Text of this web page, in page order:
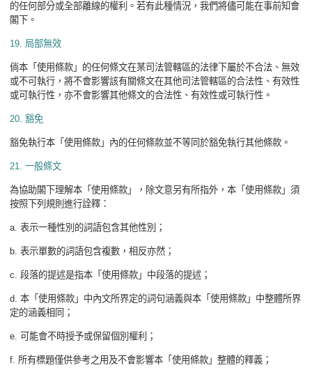
的任何部分或全部離線的權利。若有此種情況，我們將儘可能在事前知會
閣下。
19. 局部無效
倘本「使用條款」的任何條文在某司法管轄區的法律下屬於不合法、無效
或不可執行，將不會影響該有關條文在其他司法管轄區的合法性、有效性
或可執行性，亦不會影響其他條文的合法性、有效性或可執行性。
20. 豁免
豁免執行本「使用條款」內的任何條款並不等同於豁免執行其他條款。
21. 一般條文
為協助閣下理解本「使用條款」，除文意另有所指外，本「使用條款」須
按照下列規則進行詮釋：
a. 表示一種性別的詞語包含其他性別；
b. 表示單數的詞語包含複數，相反亦然；
c. 段落的提述是指本「使用條款」中段落的提述；
d. 本「使用條款」中內文所界定的詞句涵義與本「使用條款」中整體所界
定的涵義相同；
e. 可能會不時授予或保留個別權利；
f. 所有標題僅供參考之用及不會影響本「使用條款」整體的釋義；